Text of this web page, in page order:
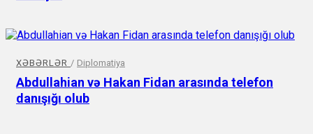
XƏBƏRLƏR / Diplomatiya
Abdullahian və Hakan Fidan arasında telefon
danışığı olub